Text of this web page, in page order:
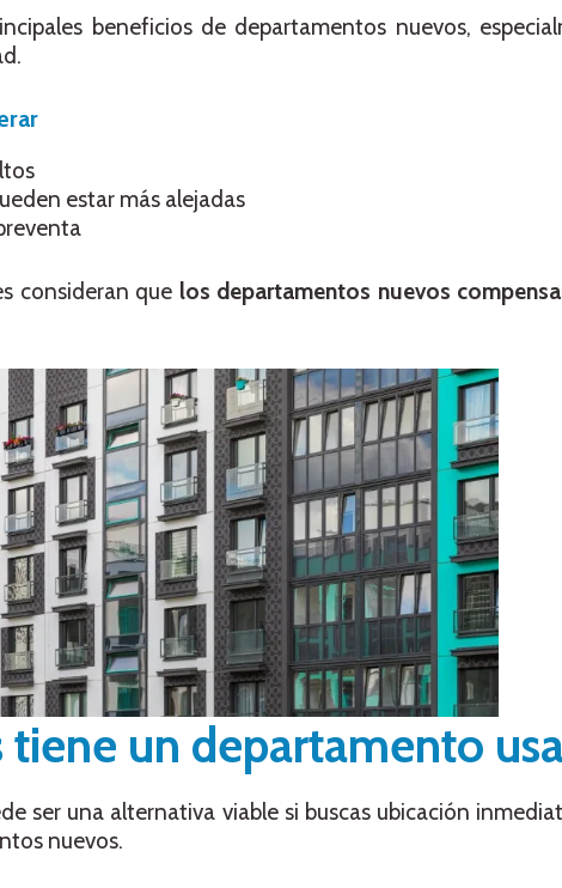
beneficios de departamentos nuevos,
estar más alejadas
consideran que los departamentos nuevos
tiene un departamento
ser una alternativa viable si buscas ubicación
nuevos.